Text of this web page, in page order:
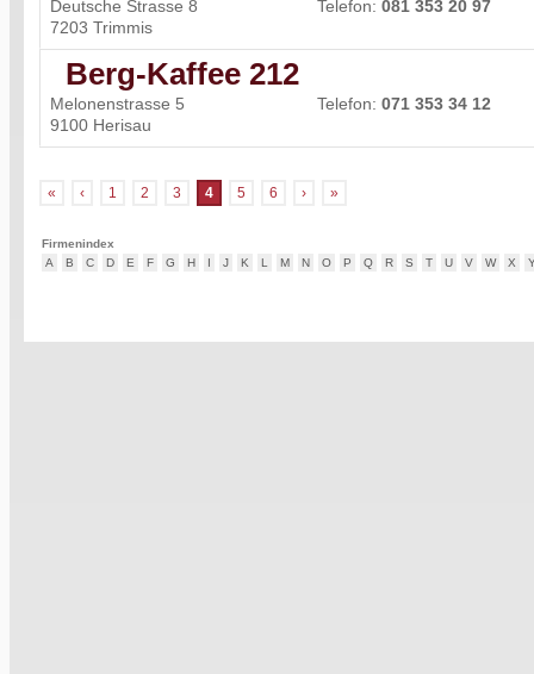
Deutsche Strasse 8
7203 Trimmis
Telefon: 081 353 20 97
Berg-Kaffee 212
Melonenstrasse 5
9100 Herisau
Telefon: 071 353 34 12
« ‹ 1 2 3 4 5 6 › »
Firmenindex
A
B C D E F G H I J K L M N O P Q R S T U V W X